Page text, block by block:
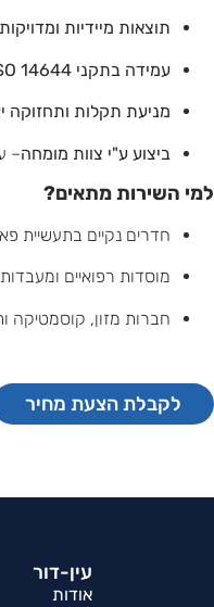
תוצאות מיידיות ומדויקות
עמידה בתקני ISO 14644 ו־GMP
מניעת תקלות ותחזוקה
ביצוע ע"י צוות מומחה–
למי השירות מתאים?
חדרים נקיים בתעשיית
מוסדות רפואיים
חברות מזון, קוסמטיקה
לקבלת הצעת מחיר
עין-דור
אודות